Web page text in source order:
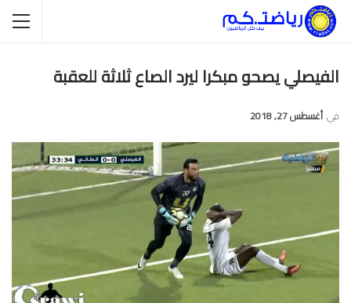
الفيصلي يصحو مبكرا ليرد الصاع ثلاثة للعقبة
في أغسطس 27, 2018